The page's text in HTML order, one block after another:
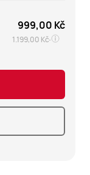
999,00 Kč
1.199,00 Kč